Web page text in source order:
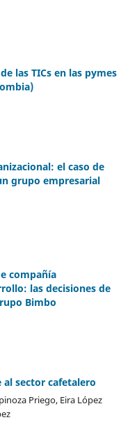
las TICs en las pymes
el caso de
grupo empresarial
compañía
las decisiones de
Bimbo
sector cafetalero
Priego, Eira López